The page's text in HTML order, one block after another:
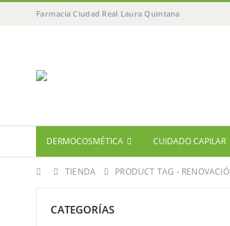
Farmacia Ciudad Real Laura Quintana
DERMOCOSMÉTICA CUIDADO CAPILAR
TIENDA PRODUCT TAG -
CATEGORÍAS